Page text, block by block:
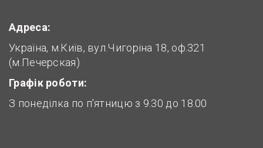
Адреса:
Україна, м.Київ, вул.Чигоріна 18, оф.321
(м.Печерская)
Графік роботи:
З понеділка по п'ятницю з 9.30 до 18.00